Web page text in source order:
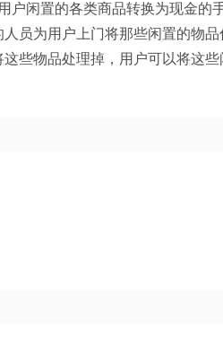
户闲置的各类商品转换为现金的
员为用户上门将那些闲置的物品
些物品处理掉，用户可以将这